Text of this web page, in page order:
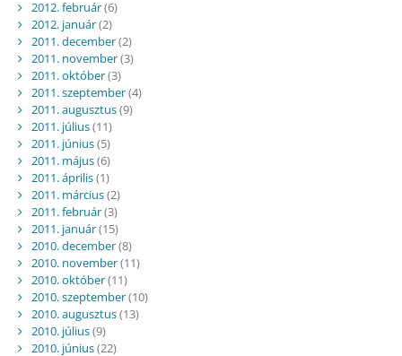
2012. február(6)
2012. január(2)
2011. december(2)
2011. november(3)
2011. október(3)
2011. szeptember(4)
2011. augusztus(9)
2011. július(11)
2011. június(5)
2011. május(6)
2011. április(1)
2011. március(2)
2011. február(3)
2011. január(15)
2010. december(8)
2010. november(11)
2010. október(11)
2010. szeptember(10)
2010. augusztus(13)
2010. július(9)
2010. június(22)